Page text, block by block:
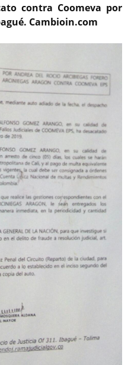
contra Coomeva por
Cambioin.com